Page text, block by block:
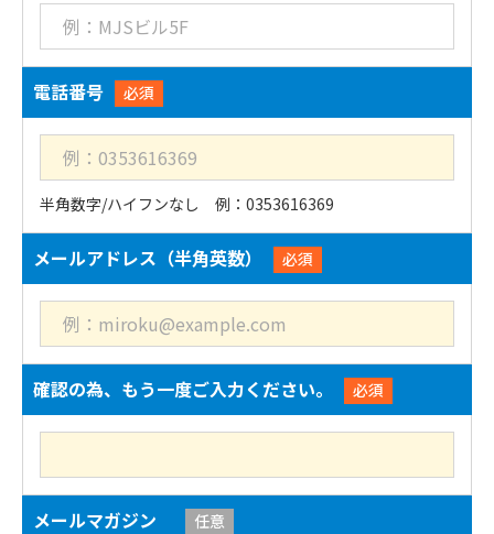
電話番号 必須
半角数字/ハイフンなし 例：0353616369
メールアドレス（半角英数） 必須
確認の為、もう一度ご入力ください。 必須
メールマガジン 任意